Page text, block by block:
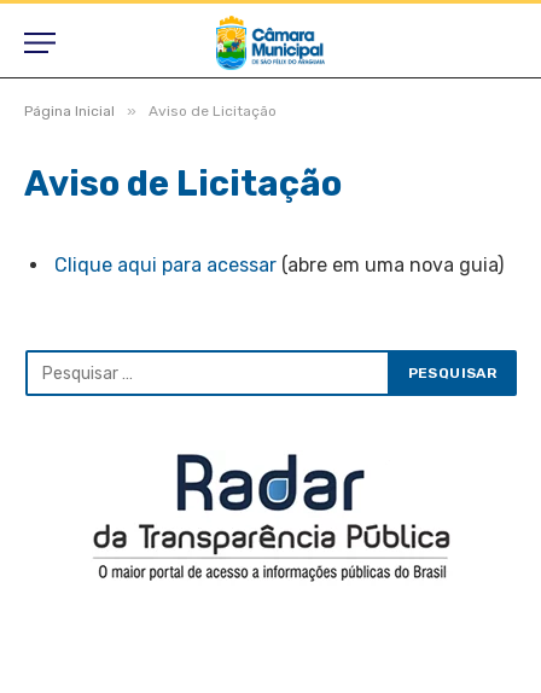
Página Inicial » Aviso de Licitação
Aviso de Licitação
Clique aqui para acessar (abre em uma nova guia)